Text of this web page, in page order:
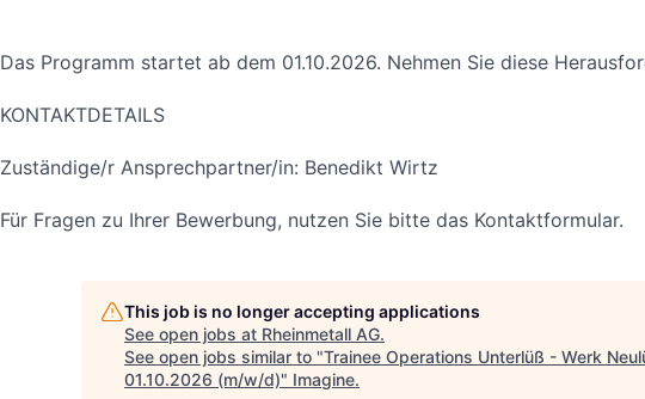
Das Programm startet ab dem 01.10.2026. Nehmen Sie diese
KONTAKTDETAILS
Zuständige/r Ansprechpartner/in: Benedikt Wirtz
Für Fragen zu Ihrer Bewerbung, nutzen Sie bitte das Kontaktformular.
This job is no longer accepting applications
See open jobs at Rheinmetall AG.
See open jobs similar to "Trainee Operations Unterlüß - Werk
01.10.2026 (m/w/d)" Imagine.